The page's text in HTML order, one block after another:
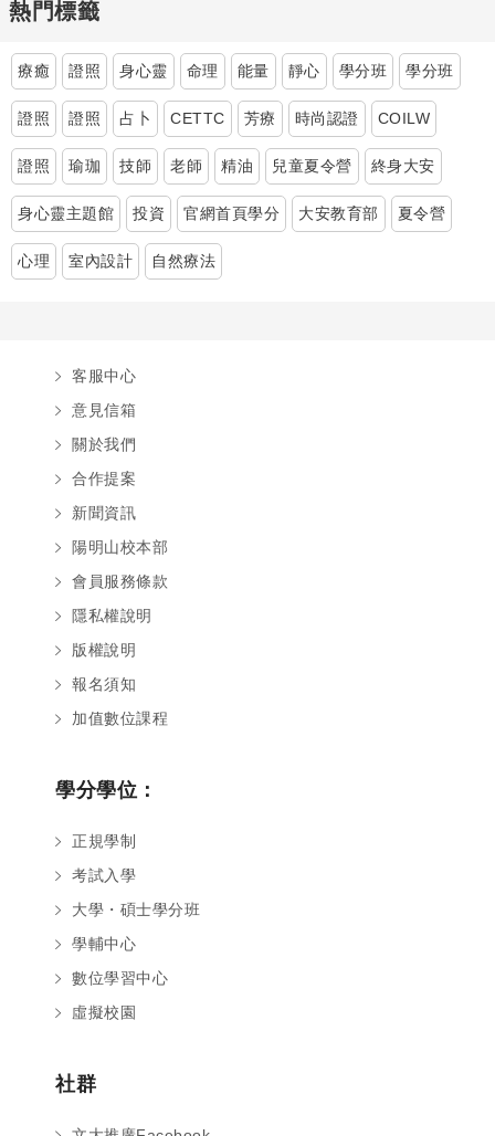
熱門標籤
療癒 證照 身心靈 命理 能量 靜心 學分班 學分班
證照 證照 占卜 CETTC 芳療 時尚認證 COILW
證照 瑜珈 技師 老師 精油 兒童夏令營 終身大安
身心靈主題館 投資 官網首頁學分 大安教育部 夏令營
心理 室內設計 自然療法
客服中心
意見信箱
關於我們
合作提案
新聞資訊
陽明山校本部
會員服務條款
隱私權說明
版權說明
報名須知
加值數位課程
學分學位：
正規學制
考試入學
大學・碩士學分班
學輔中心
數位學習中心
虛擬校園
社群